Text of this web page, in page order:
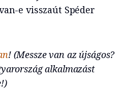
e visszaút Spéder
! (Messze van az újságos?
alkalmazást